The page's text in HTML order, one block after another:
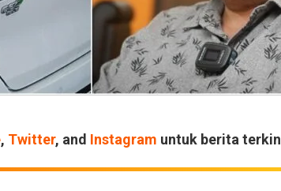
, Twitter, and Instagram untuk berita